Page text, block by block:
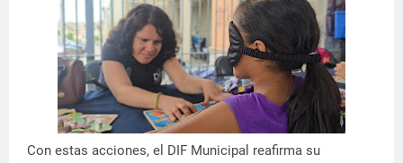
Con estas acciones, el DIF Municipal reafirma su